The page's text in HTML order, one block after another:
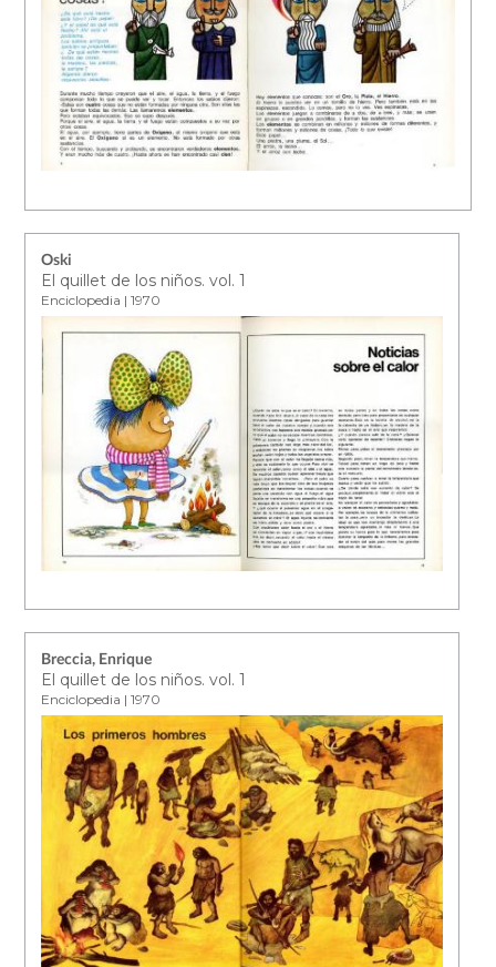
Oski
El quillet de los niños. vol. 1
Enciclopedia | 1970
Breccia, Enrique
El quillet de los niños. vol. 1
Enciclopedia | 1970